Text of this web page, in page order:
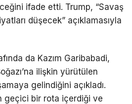
ifade etti. Trump, “Savaş
düşecek” açıklamasıyla
da Kazım Garibabadi,
ilişkin yürütülen
gelindiğini açıkladı.
geçici bir rota içerdiği ve